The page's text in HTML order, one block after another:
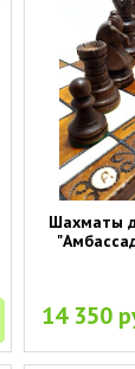
Шахматы
14 350